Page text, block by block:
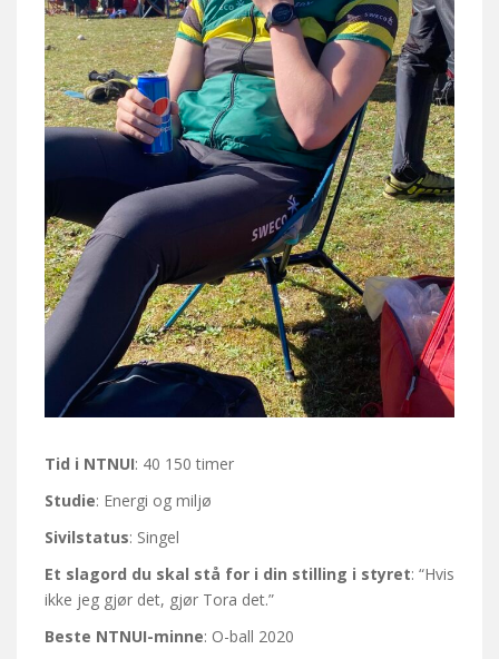
Tid i NTNUI: 40 150 timer
Studie: Energi og miljø
Sivilstatus: Singel
Et slagord du skal stå for i din stilling i styret: “Hvis
ikke jeg gjør det, gjør Tora det.”
Beste NTNUI-minne: O-ball 2020